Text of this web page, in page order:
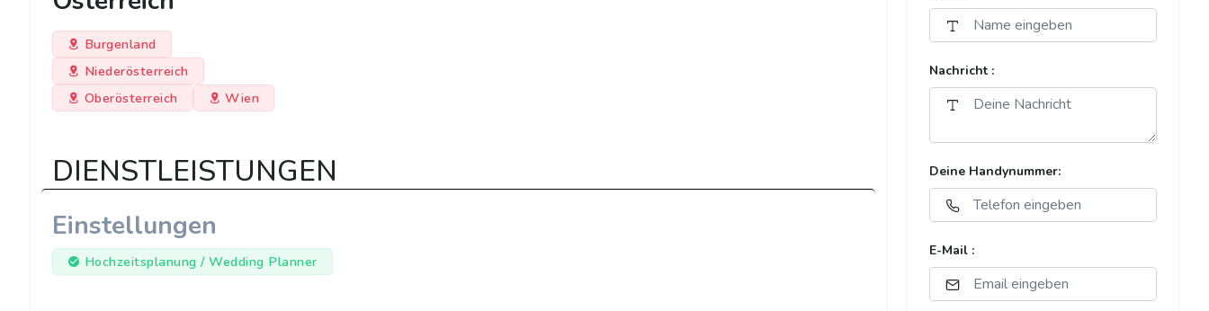
Burgenland
Niederösterreich
Oberösterreich
Wien
DIENSTLEISTUNGEN
Einstellungen
Hochzeitsplanung / Wedding Planner
Nachricht :
Deine Handynummer:
E-Mail :